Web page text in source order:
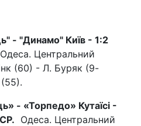
- "Динамо" Київ - 1:2
Одеса. Центральний
(60) - Л. Буряк (9-
- «Торпедо» Кутаїсі -
Одеса. Центральний